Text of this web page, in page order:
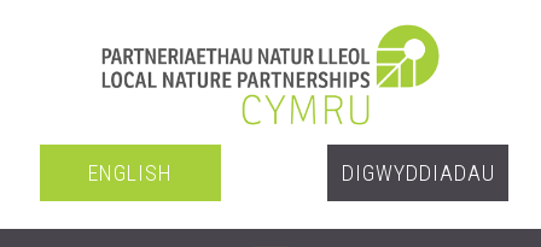
ENGLISH DIGWYDDIADAU